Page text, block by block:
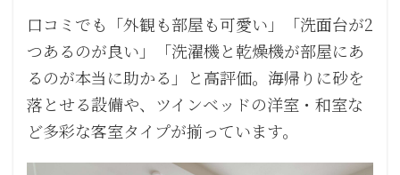
口コミでも「外観も部屋も可愛い」「洗面台が2
つあるのが良い」「洗濯機と乾燥機が部屋にあ
るのが本当に助かる」と高評価。海帰りに砂を
落とせる設備や、ツインベッドの洋室・和室な
ど多彩な客室タイプが揃っています。